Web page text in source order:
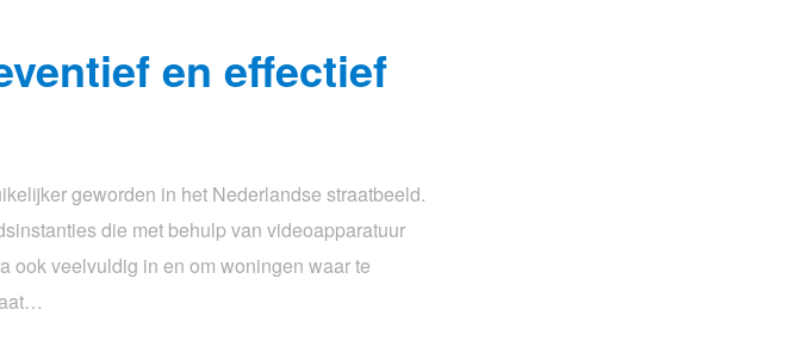
en effectief
geworden in het Nederlandse straatbeeld.
die met behulp van videoapparatuur
ook veelvuldig in en om woningen waar te